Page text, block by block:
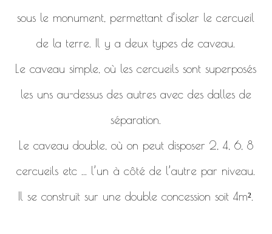
sous le monument, permettant d’isoler le cercueil
de la terre. Il y a deux types de caveau.
Le caveau simple, où les cercueils sont superposés
les uns au-dessus des autres avec des dalles de
séparation.
Le caveau double, où on peut disposer 2, 4, 6, 8
cercueils etc ... l’un à côté de l’autre par niveau.
Il se construit sur une double concession soit 4m².